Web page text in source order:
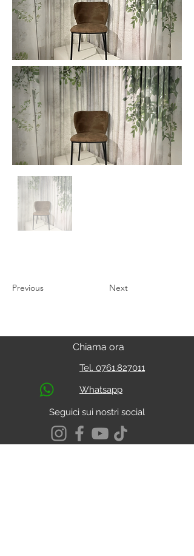
Previous Next
Chiama ora
Tel. 0761.827011
Whatsapp
Seguici sui nostri social